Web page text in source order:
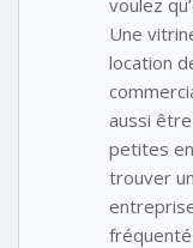
Une
location
aussi
petites
trouver